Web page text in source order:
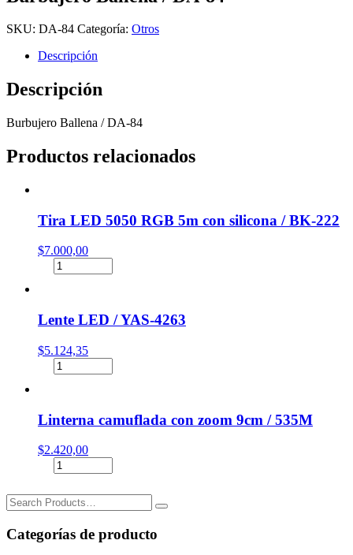
SKU: DA-84 Categoría: Otros
Descripción
Descripción
Burbujero Ballena / DA-84
Productos relacionados
Tira LED 5050 RGB 5m con silicona / BK-222
$7.000,00
LED
5m
silicona
BK-
Lente LED / YAS-4263
$5.124,35
Lente
LED
4263
Linterna camuflada con zoom 9cm / 535M
$2.420,00
Linterna
camuflada
con
zoom
/
Search
for:
Categorías de producto